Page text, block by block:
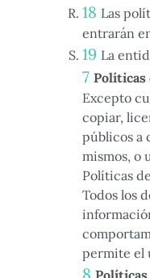
Las
entrarán
La
Políticas
Excepto
copiar,
públicos a
mismos, o
Políticas
Todos los
permite el